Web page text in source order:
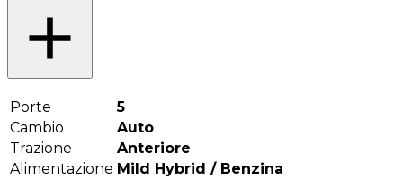
Porte
5
Cambio
Auto
Trazione
Anteriore
Alimentazione Mild Hybrid / Benzina